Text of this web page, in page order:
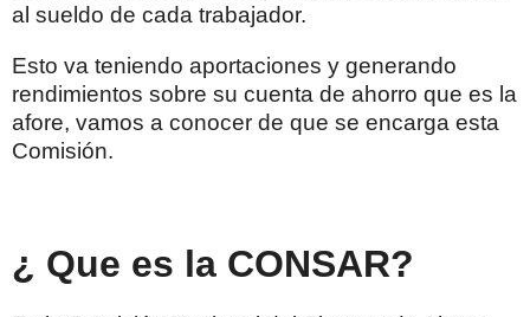
al sueldo de cada trabajador.
Esto va teniendo aportaciones y generando
rendimientos sobre su cuenta de ahorro que es la
afore, vamos a conocer de que se encarga esta
Comisión.
¿ Que es la CONSAR?